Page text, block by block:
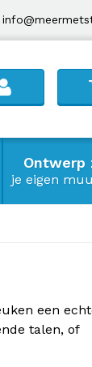
Ontwerp
je eigen
een
talen, of